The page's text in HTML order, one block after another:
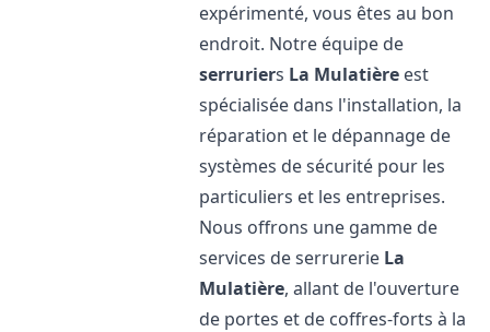
expérimenté, vous êtes au bon
endroit. Notre équipe de
serruriers La Mulatière est
spécialisée dans l'installation, la
réparation et le dépannage de
systèmes de sécurité pour les
particuliers et les entreprises.
Nous offrons une gamme de
services de serrurerie La
Mulatière, allant de l'ouverture
de portes et de coffres-forts à la